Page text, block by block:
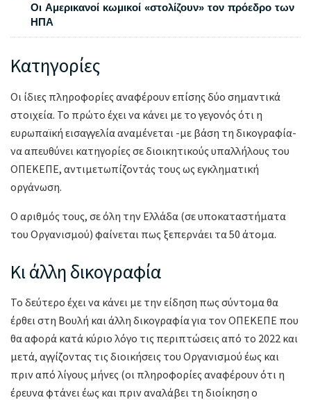
Οι Αμερικανοί κωμικοί «στολίζουν» τον πρόεδρο των
ΗΠΑ
Κατηγορίες
Οι ίδιες πληροφορίες αναφέρουν επίσης δύο σημαντικά
στοιχεία. Το πρώτο έχει να κάνει με το γεγονός ότι η
ευρωπαϊκή εισαγγελία αναμένεται -με βάση τη δικογραφία-
να απευθύνει κατηγορίες σε διοικητικούς υπαλλήλους του
ΟΠΕΚΕΠΕ, αντιμετωπίζοντάς τους ως εγκληματική
οργάνωση.
Ο αριθμός τους, σε όλη την Ελλάδα (σε υποκαταστήματα
του Οργανισμού) φαίνεται πως ξεπερνάει τα 50 άτομα.
Κι άλλη δικογραφία
Το δεύτερο έχει να κάνει με την είδηση πως σύντομα θα
έρθει στη Βουλή και άλλη δικογραφία για τον ΟΠΕΚΕΠΕ που
θα αφορά κατά κύριο λόγο τις περιπτώσεις από το 2022 και
μετά, αγγίζοντας τις διοικήσεις του Οργανισμού έως και
πριν από λίγους μήνες (οι πληροφορίες αναφέρουν ότι η
έρευνα φτάνει έως και πριν αναλάβει τη διοίκηση ο